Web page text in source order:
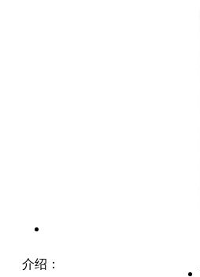
介绍：